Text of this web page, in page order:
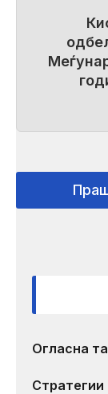
Огласна
Стратегии